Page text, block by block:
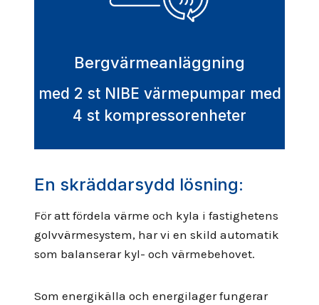
En skräddarsydd lösning:
För att fördela värme och kyla i fastighetens
golvvärmesystem, har vi en skild automatik
som balanserar kyl- och värmebehovet.
Som energikälla och energilager fungerar
Bergvärmeanläggning
med 2 st NIBE värmepumpar med
4 st kompressorenheter